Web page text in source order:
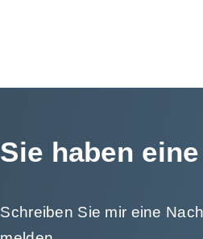
Sie haben
Schreiben Sie mir eine